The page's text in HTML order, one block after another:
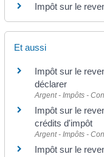
Impôt sur le
Et aussi
Impôt sur le
déclarer
Argent - Impôts -
Impôt sur le
crédits d'impôt
Argent - Impôts -
Impôt sur le